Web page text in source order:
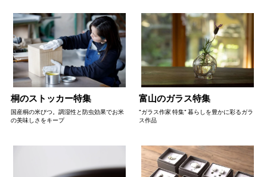
桐のストッカー特集
国産桐の米びつ。調湿性と防虫効果でお米
の美味しさをキープ
富山のガラス特集
"ガラス作家 特集" 暮らしを豊かに彩るガラ
ス作品